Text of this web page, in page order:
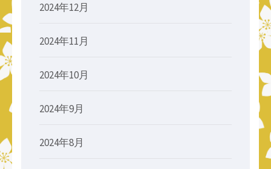
2024年12月
2024年11月
2024年10月
2024年9月
2024年8月